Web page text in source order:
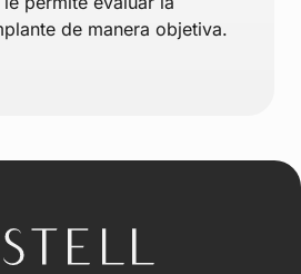
de manera objetiva.